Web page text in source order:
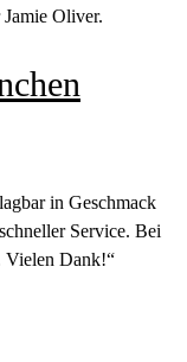
Oliver.
in Geschmack
Service. Bei
Vielen Dank!“